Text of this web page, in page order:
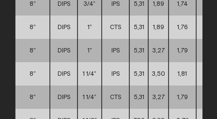
8” DIPS 3/4” IPS 5,31 1,89 1,74
8” DIPS 1” CTS 5,31 1,89 1,76
8” DIPS 1” IPS 5,31 3,27 1,79
8” DIPS 1 1/4” IPS 5,31 3,50 1,81
8” DIPS 1 1/4” CTS 5,31 3,27 1,79